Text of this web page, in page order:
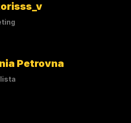
Petrovna